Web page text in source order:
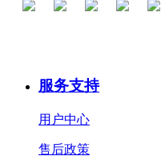
服务支持
用户中心
售后政策